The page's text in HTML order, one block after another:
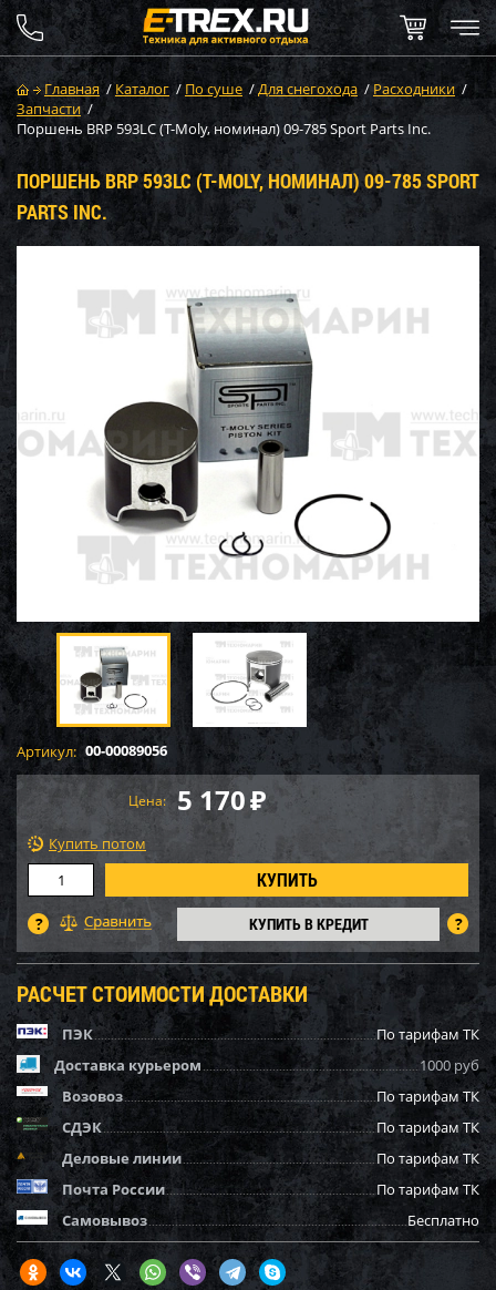
Главная / Каталог / По суше /Для снегохода /Расходники /
Запчасти /
Поршень BRP 593LC (T-Moly, номинал) 09-785 Sport Parts Inc.
ПОРШЕНЬ BRP 593LC (T-MOLY, НОМИНАЛ) 09-785 SPORT
PARTS INC.
Артикул: 00-00089056
Цена: 5 170₽
Купить потом
КУПИТЬ В КРЕДИТ
РАСЧЕТ СТОИМОСТИ ДОСТАВКИ
ПЭК
По тарифам ТК
Доставка курьером
1000 руб
Возовоз
По тарифам ТК
СДЭК
По тарифам ТК
Деловые линии
По тарифам ТК
Почта России
По тарифам ТК
Самовывоз
Бесплатно